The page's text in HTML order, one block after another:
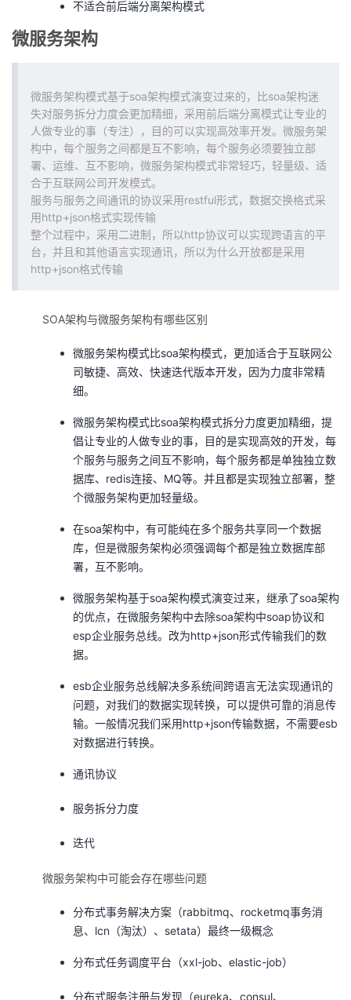
不适合前后端分离架构模式
微服务架构
微服务架构模式基于soa架构模式演变过来的，比soa架构迷
失对服务拆分力度会更加精细，采用前后端分离模式让专业的
人做专业的事（专注），目的可以实现高效率开发。微服务架
构中，每个服务之间都是互不影响，每个服务必须要独立部
署、运维、互不影响，微服务架构模式非常轻巧，轻量级、适
合于互联网公司开发模式。
服务与服务之间通讯的协议采用restful形式，数据交换格式采
用http+json格式实现传输
整个过程中，采用二进制，所以http协议可以实现跨语言的平
台，并且和其他语言实现通讯，所以为什么开放都是采用
http+json格式传输
SOA架构与微服务架构有哪些区别
微服务架构模式比soa架构模式，更加适合于互联网公
司敏捷、高效、快速迭代版本开发，因为力度非常精
细。
微服务架构模式比soa架构模式拆分力度更加精细，提
倡让专业的人做专业的事，目的是实现高效的开发，每
个服务与服务之间互不影响，每个服务都是单独独立数
据库、redis连接、MQ等。并且都是实现独立部署，整
个微服务架构更加轻量级。
在soa架构中，有可能纯在多个服务共享同一个数据
库，但是微服务架构必须强调每个都是独立数据库部
署，互不影响。
微服务架构基于soa架构模式演变过来，继承了soa架构
的优点，在微服务架构中去除soa架构中soap协议和
esp企业服务总线。改为http+json形式传输我们的数
据。
esb企业服务总线解决多系统间跨语言无法实现通讯的
问题，对我们的数据实现转换，可以提供可靠的消息传
输。一般情况我们采用http+json传输数据，不需要esb
对数据进行转换。
通讯协议
服务拆分力度
迭代
微服务架构中可能会存在哪些问题
分布式事务解决方案（rabbitmq、rocketmq事务消
息、lcn（淘汰）、setata）最终一级概念
分布式任务调度平台（xxl-job、elastic-job）
分布式服务注册与发现（eureka、consul、